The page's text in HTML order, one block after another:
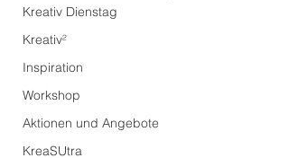
Kreativ Dienstag
Kreativ²
Inspiration
Workshop
Aktionen und Angebote
KreaSUtra